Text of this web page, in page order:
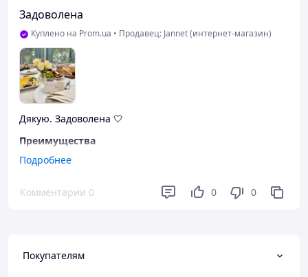
Задоволена
Куплено на Prom.ua • Продавец: Jannet (интернет-магазин)
Дякую. Задоволена 🤍
Преимущества
Все абсолютно
Немає
Подробнее
Комментарии 0 0 0
Покупателям